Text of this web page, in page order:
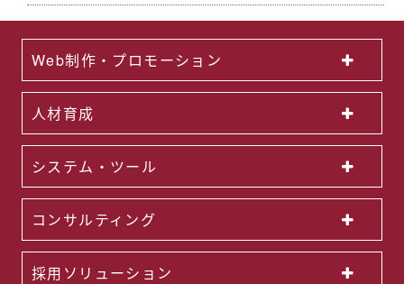
Web制作・プロモーション
人材育成
システム・ツール
コンサルティング
採用ソリューション